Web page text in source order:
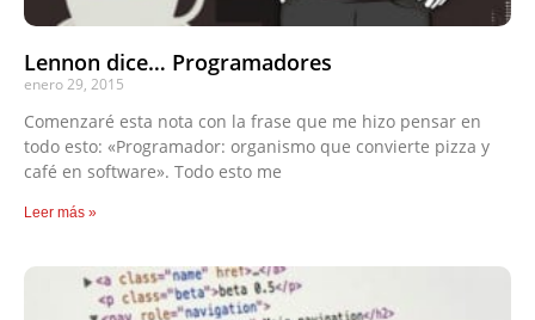
Lennon dice… Programadores
enero 29, 2015
Comenzaré esta nota con la frase que me hizo pensar en
todo esto: «Programador: organismo que convierte pizza y
café en software». Todo esto me
Leer más »